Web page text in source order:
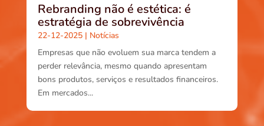
Rebranding não é estética: é
estratégia de sobrevivência
22-12-2025| Notícias
Empresas que não evoluem sua marca tendem a
perder relevância, mesmo quando apresentam
bons produtos, serviços e resultados financeiros.
Em mercados...